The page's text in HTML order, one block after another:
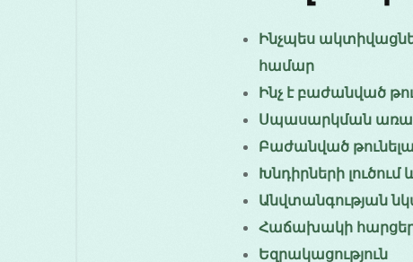
Ինչպես
համար
Ինչ է բաժանված
Սպասարկման
Բաժանված
Խնդիրների
Անվտանգության
Հաճախակի
Եզրակացություն